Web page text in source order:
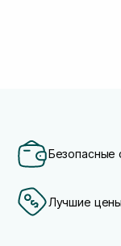
Безопасные
Лучшие